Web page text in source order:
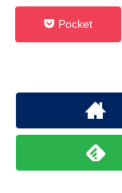
Pocket